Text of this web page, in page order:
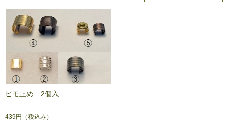
ヒモ止め 2個入
439円 （税込み）